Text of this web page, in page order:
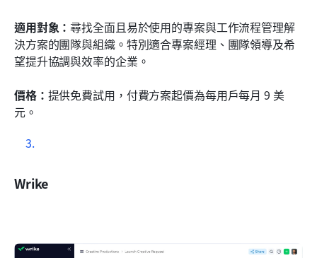
適用對象：尋找全面且易於使用的專案與工作流程管理解
決方案的團隊與組織。特別適合專案經理、團隊領導及希
望提升協調與效率的企業。
價格： 提供免費試用，付費方案起價為每用戶每月 9 美
元。
Wrike